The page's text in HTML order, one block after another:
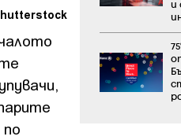
и